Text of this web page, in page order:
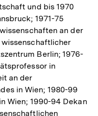
und bis 1970
1971-75
an der
Berlin; 1976-
in
an der
in Wien; 1980-99
Wien; 1990-94 Dekan